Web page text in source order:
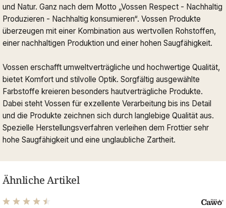
und Natur. Ganz nach dem Motto „Vossen Respect - Nachhaltig
Produzieren - Nachhaltig konsumieren“. Vossen Produkte
überzeugen mit einer Kombination aus wertvollen Rohstoffen,
einer nachhaltigen Produktion und einer hohen Saugfähigkeit.
Vossen erschafft umweltverträgliche und hochwertige Qualität,
bietet Komfort und stilvolle Optik. Sorgfältig ausgewählte
Farbstoffe kreieren besonders hautverträgliche Produkte.
Dabei steht Vossen für exzellente Verarbeitung bis ins Detail
und die Produkte zeichnen sich durch langlebige Qualität aus.
Spezielle Herstellungsverfahren verleihen dem Frottier sehr
hohe Saugfähigkeit und eine unglaubliche Zartheit.
Ähnliche Artikel